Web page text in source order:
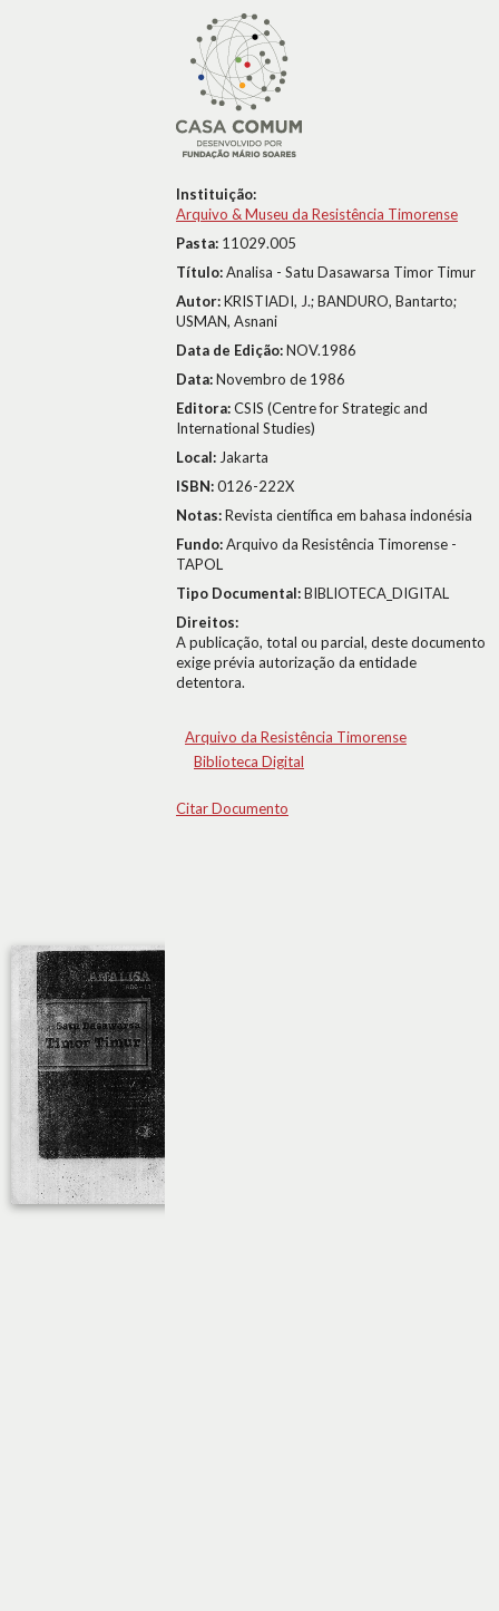
Instituição:
Arquivo & Museu da Resistência Timorense
Pasta: 11029.005
Título:Analisa - Satu Dasawarsa Timor Timur
Autor:KRISTIADI, J.; BANDURO, Bantarto;
USMAN, Asnani
Data de Edição:NOV.1986
Data:Novembro de 1986
Editora:CSIS (Centre for Strategic and
International Studies)
Local: Jakarta
ISBN:0126-222X
Notas:Revista científica em bahasa indonésia
Fundo:Arquivo da Resistência Timorense -
TAPOL
Tipo Documental:BIBLIOTECA_DIGITAL
Direitos:
A publicação, total ou parcial, deste documento
exige prévia autorização da entidade
detentora.
Arquivo da Resistência Timorense
Biblioteca Digital
Citar Documento